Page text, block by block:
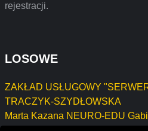
rejestracji.
LOSOWE
ZAKŁAD USŁUGOWY
TRACZYK-SZYDŁOWSKA
Marta Kazana NEURO-EDU